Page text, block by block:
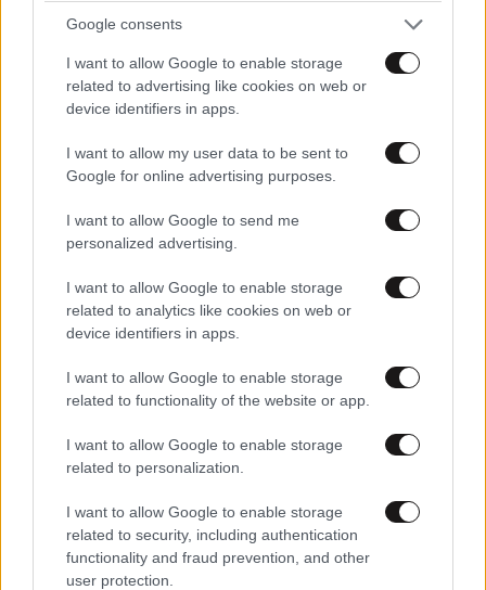
Google consents
I want to allow Google to enable storage
related to advertising like cookies on web or
device identifiers in apps.
I want to allow my user data to be sent to
Google for online advertising purposes.
I want to allow Google to send me
personalized advertising.
I want to allow Google to enable storage
related to analytics like cookies on web or
device identifiers in apps.
I want to allow Google to enable storage
related to functionality of the website or app.
I want to allow Google to enable storage
related to personalization.
I want to allow Google to enable storage
related to security, including authentication
functionality and fraud prevention, and other
user protection.
Xαρακτήρες: 0/1000
Διαβάστε και ακολουθήστε τους κανόνες σχολιασμού
ΠΡΟΣΘΗΚΗ